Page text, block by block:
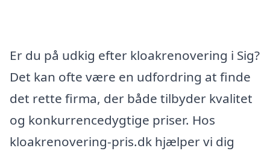
Er du på udkig efter kloakrenovering i Sig?
Det kan ofte være en udfordring at finde
det rette firma, der både tilbyder kvalitet
og konkurrencedygtige priser. Hos
kloakrenovering-pris.dk hjælper vi dig